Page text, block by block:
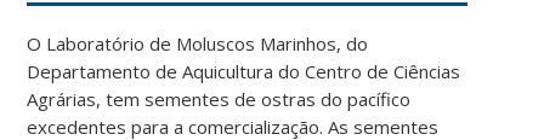
O Laboratório de Moluscos Marinhos, do
Departamento de Aquicultura do Centro de Ciências
Agrárias, tem sementes de ostras do pacífico
excedentes para a comercialização. As sementes